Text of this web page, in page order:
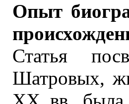
Опыт
Статья
Шатровых,